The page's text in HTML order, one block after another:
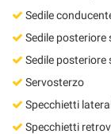
Sedile
Sedile posteriore
Sedile posteriore
Servosterzo
Specchietti
Specchietti